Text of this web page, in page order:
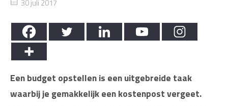
30 juli 2017
Een budget opstellen is een uitgebreide taak
waarbij je gemakkelijk een kostenpost vergeet.